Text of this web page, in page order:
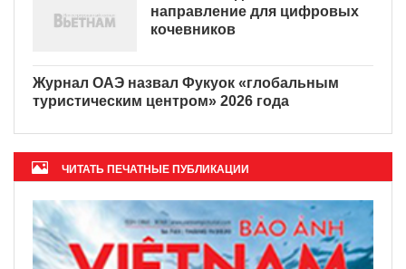
Вьетнам - идеальное
направление для цифровых
Журнал ОАЭ назвал Фукуок «глобальным